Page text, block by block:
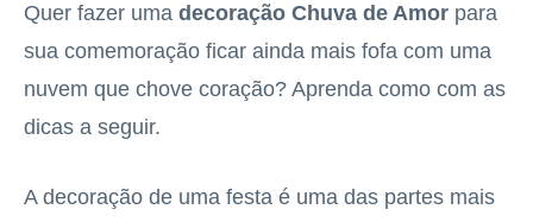
Quer fazer uma decoração Chuva de Amor para
sua comemoração ficar ainda mais fofa com uma
nuvem que chove coração? Aprenda como com as
dicas a seguir.
A decoração de uma festa é uma das partes mais